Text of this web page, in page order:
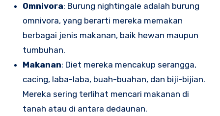
Omnivora: Burung nightingale adalah burung
omnivora, yang berarti mereka memakan
berbagai jenis makanan, baik hewan maupun
tumbuhan.
Makanan: Diet mereka mencakup serangga,
cacing, laba-laba, buah-buahan, dan biji-bijian.
Mereka sering terlihat mencari makanan di
tanah atau di antara dedaunan.